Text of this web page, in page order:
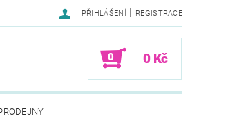
PŘIHLÁŠENÍ | REGISTRACE
0 0 Kč